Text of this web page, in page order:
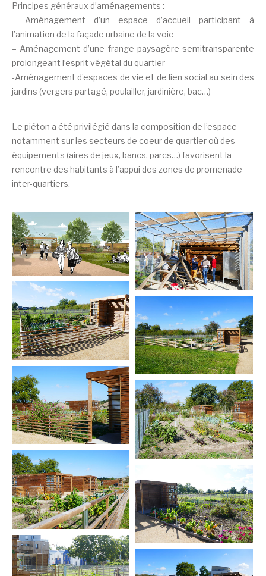
Principes généraux d’aménagements :
– Aménagement d’un espace d’accueil participant à
l’animation de la façade urbaine de la voie
– Aménagement d’une frange paysagère semitransparente
prolongeant l’esprit végétal du quartier
-Aménagement d’espaces de vie et de lien social au sein des
jardins (vergers partagé, poulailler, jardinière, bac…)
Le piéton a été privilégié dans la composition de l’espace
notamment sur les secteurs de coeur de quartier où des
équipements (aires de jeux, bancs, parcs…) favorisent la
rencontre des habitants à l’appui des zones de promenade
inter-quartiers.